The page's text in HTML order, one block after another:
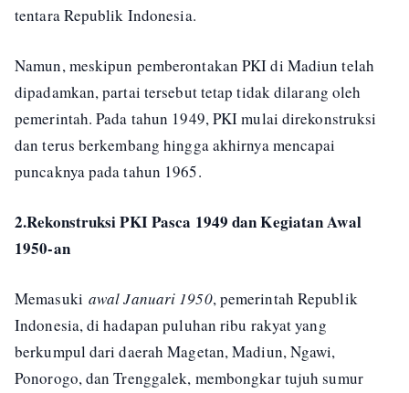
tentara Republik Indonesia.
Namun, meskipun pemberontakan PKI di Madiun telah
dipadamkan, partai tersebut tetap tidak dilarang oleh
pemerintah. Pada tahun 1949, PKI mulai direkonstruksi
dan terus berkembang hingga akhirnya mencapai
puncaknya pada tahun 1965.
2.Rekonstruksi PKI Pasca 1949 dan Kegiatan Awal
1950-an
Memasuki awal Januari 1950, pemerintah Republik
Indonesia, di hadapan puluhan ribu rakyat yang
berkumpul dari daerah Magetan, Madiun, Ngawi,
Ponorogo, dan Trenggalek, membongkar tujuh sumur